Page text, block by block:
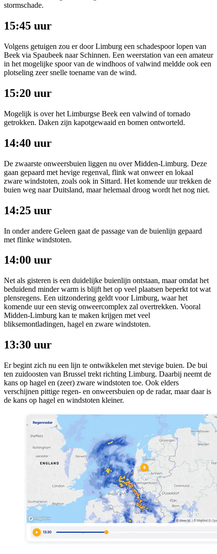
stormschade.
15:45 uur
Volgens getuigen zou er door Limburg een schadespoor lopen van
Beek via Spaubeek naar Schinnen. Een weerstation van een amateur
in het mogelijke spoor van de windhoos of valwind meldde ook een
plotseling zeer snelle toename van de wind.
15:20 uur
Mogelijk is over het Limburgse Beek een valwind of tornado
getrokken. Daken zijn kapotgewaaid en bomen ontworteld.
14:40 uur
De zwaarste onweersbuien liggen nu over Midden-Limburg. Deze
gaan gepaard met hevige regenval, flink wat onweer en lokaal
zware windstoten, zoals ook in Sittard. Het komende uur trekken de
buien weg naar Duitsland, maar helemaal droog wordt het nog niet.
14:25 uur
In onder andere Geleen gaat de passage van de buienlijn gepaard
met flinke windstoten.
14:00 uur
Net als gisteren is een duidelijke buienlijn ontstaan, maar omdat het
beduidend minder warm is blijft het op veel plaatsen beperkt tot wat
plensregens. Een uitzondering geldt voor Limburg, waar het
komende uur een stevig onweercomplex zal overtrekken. Vooral
Midden-Limburg kan te maken krijgen met veel
bliksemontladingen, hagel en zware windstoten.
13:30 uur
Er begint zich nu een lijn te ontwikkelen met stevige buien. De bui
ten zuidoosten van Brussel trekt richting Limburg. Daarbij neemt de
kans op hagel en (zeer) zware windstoten toe. Ook elders
verschijnen pittige regen- en onweersbuien op de radar, maar daar is
de kans op hagel en windstoten kleiner.